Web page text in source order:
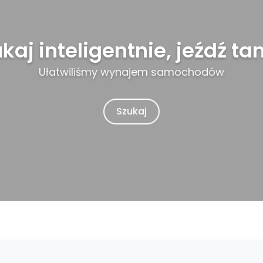
inteligentnie, jeźdź
Ułatwiliśmy wynajem samochodów
Szukaj